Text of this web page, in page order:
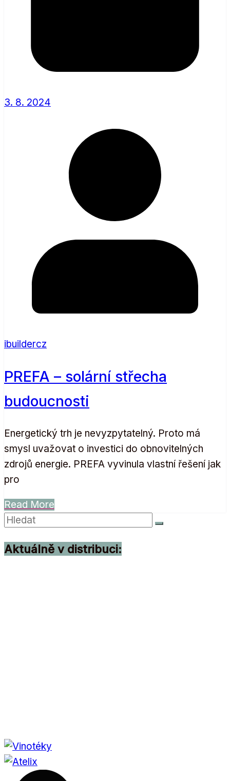
3. 8. 2024
ibuildercz
PREFA – solární střecha
budoucnosti
Energetický trh je nevyzpytatelný. Proto má
smysl uvažovat o investici do obnovitelných
zdrojů energie. PREFA vyvinula vlastní řešení jak
pro
Read More
Aktuálně v distribuci: